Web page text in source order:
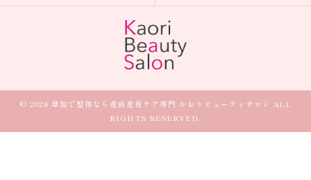
© 2026 草加で整体なら産前産後ケア専門 かおりビューティサロン ALL
RIGHTS RESERVED.